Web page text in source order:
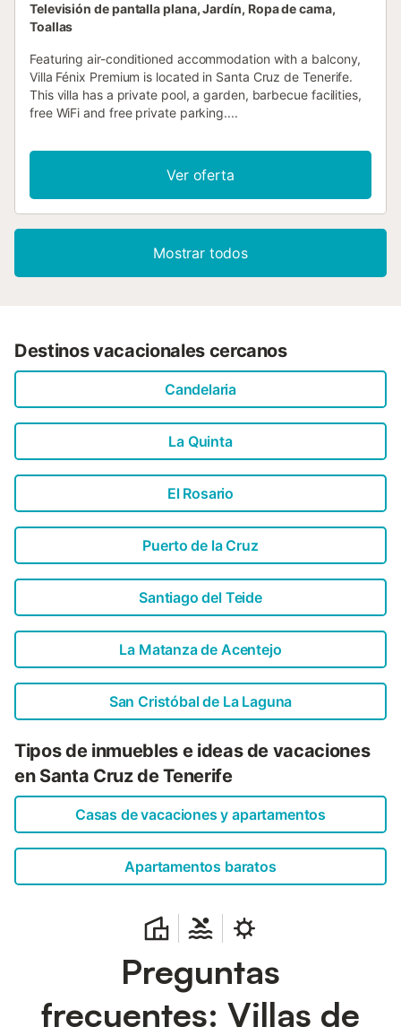
Televisión de pantalla plana, Jardín, Ropa de cama,
Toallas
Featuring air-conditioned accommodation with a balcony,
Villa Fénix Premium is located in Santa Cruz de Tenerife.
This villa has a private pool, a garden, barbecue facilities,
free WiFi and free private parking....
Ver oferta
Mostrar todos
Destinos vacacionales cercanos
Candelaria
La Quinta
El Rosario
Puerto de la Cruz
Santiago del Teide
La Matanza de Acentejo
San Cristóbal de La Laguna
Tipos de inmuebles e ideas de vacaciones
en Santa Cruz de Tenerife
Casas de vacaciones y apartamentos
Apartamentos baratos
Preguntas
frecuentes: Villas de